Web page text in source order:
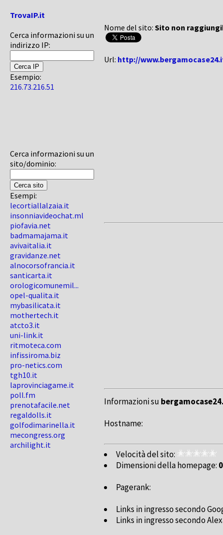
TrovaIP.it
Cerca informazioni su un
indirizzo IP:
Esempio:
216.73.216.51
Cerca informazioni su un
sito/dominio:
Esempi:
lecortiallalzaia.it
insonniavideochat.ml
piofavia.net
badmamajama.it
avivaitalia.it
gravidanze.net
alnocorsofrancia.it
santicarta.it
orologicomunemil...
opel-qualita.it
mybasilicata.it
mothertech.it
atcto3.it
uni-link.it
ritmoteca.com
infissiroma.biz
pro-netics.com
tgh10.it
laprovinciagame.it
poll.fm
prenotafacile.net
regaldolls.it
golfodimarinella.it
mecongress.org
archilight.it
Nome del sito: Sito non
Url: http://
Informazioni su
Hostname:
Velocità del sito:
Dimensioni della homepage: 0
Pagerank:
Links in ingresso secondo
Links in ingresso secondo